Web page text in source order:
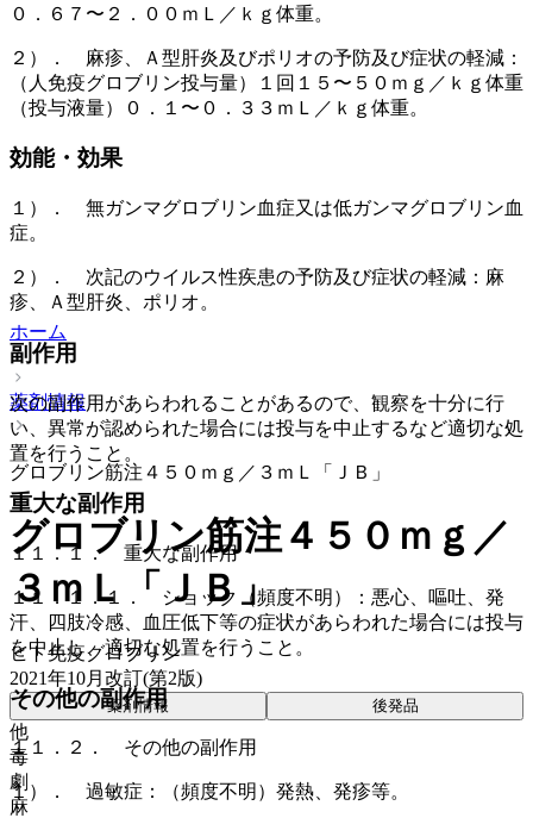
０．６７〜２．００ｍＬ／ｋｇ体重。
２）． 麻疹、Ａ型肝炎及びポリオの予防及び症状の軽減：
（人免疫グロブリン投与量）１回１５〜５０ｍｇ／ｋｇ体重
（投与液量）０．１〜０．３３ｍＬ／ｋｇ体重。
効能・効果
１）． 無ガンマグロブリン血症又は低ガンマグロブリン血
症。
２）． 次記のウイルス性疾患の予防及び症状の軽減：麻
疹、Ａ型肝炎、ポリオ。
副作用
次の副作用があらわれることがあるので、観察を十分に行
い、異常が認められた場合には投与を中止するなど適切な処
置を行うこと。
重大な副作用
１１．１． 重大な副作用
１１．１．１． ショック（頻度不明）：悪心、嘔吐、発
汗、四肢冷感、血圧低下等の症状があらわれた場合には投与
を中止し、適切な処置を行うこと。
その他の副作用
１１．２． その他の副作用
１）． 過敏症：（頻度不明）発熱、発疹等。
ホーム
薬剤情報
グロブリン筋注４５０ｍｇ／３ｍＬ「ＪＢ」
グロブリン筋注４５０ｍｇ／
３ｍＬ「ＪＢ」
ヒト免疫グロブリン
2021年10月改訂(第2版)
薬剤情報 後発品
他
毒
劇
麻